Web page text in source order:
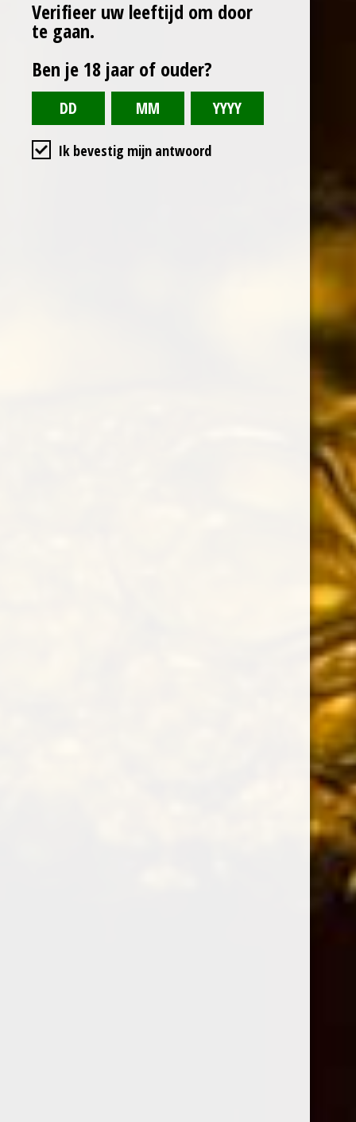
Verifieer uw leeftijd om door
te gaan.
Ben je 18 jaar of ouder?
Ik bevestig mijn antwoord